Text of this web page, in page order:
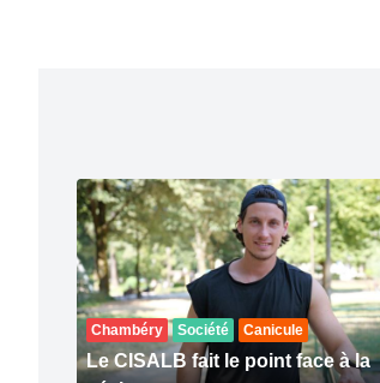
Chambéry Société Canicule
Le CISALB fait le point face à la